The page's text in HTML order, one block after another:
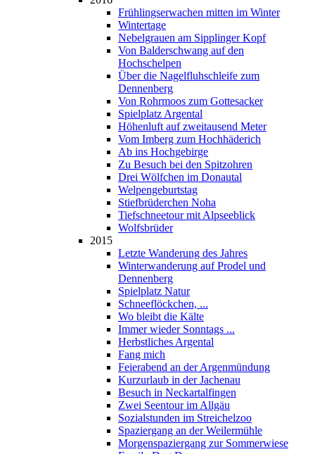
Frühlingserwachen mitten im Winter
Wintertage
Nebelgrauen am Sipplinger Kopf
Von Balderschwang auf den
Hochschelpen
Über die Nagelfluhschleife zum
Dennenberg
Von Rohrmoos zum Gottesacker
Spielplatz Argental
Höhenluft auf zweitausend Meter
Vom Imberg zum Hochhäderich
Ab ins Hochgebirge
Zu Besuch bei den Spitzohren
Drei Wölfchen im Donautal
Welpengeburtstag
Stiefbrüderchen Noha
Tiefschneetour mit Alpseeblick
Wolfsbrüder
2015
Letzte Wanderung des Jahres
Winterwanderung auf Prodel und
Dennenberg
Spielplatz Natur
Schneeflöckchen, ...
Wo bleibt die Kälte
Immer wieder Sonntags ...
Herbstliches Argental
Fang mich
Feierabend an der Argenmündung
Kurzurlaub in der Jachenau
Besuch in Neckartalfingen
Zwei Seentour im Allgäu
Sozialstunden im Streichelzoo
Spaziergang an der Weilermühle
Morgenspaziergang zur Sommerwiese